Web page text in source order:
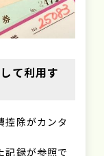
て利用す
控除がカンタ
記録が参照で